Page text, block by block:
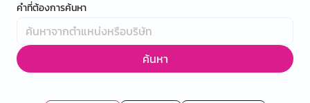
คำที่ต้องการค้นหา
ค้นหา